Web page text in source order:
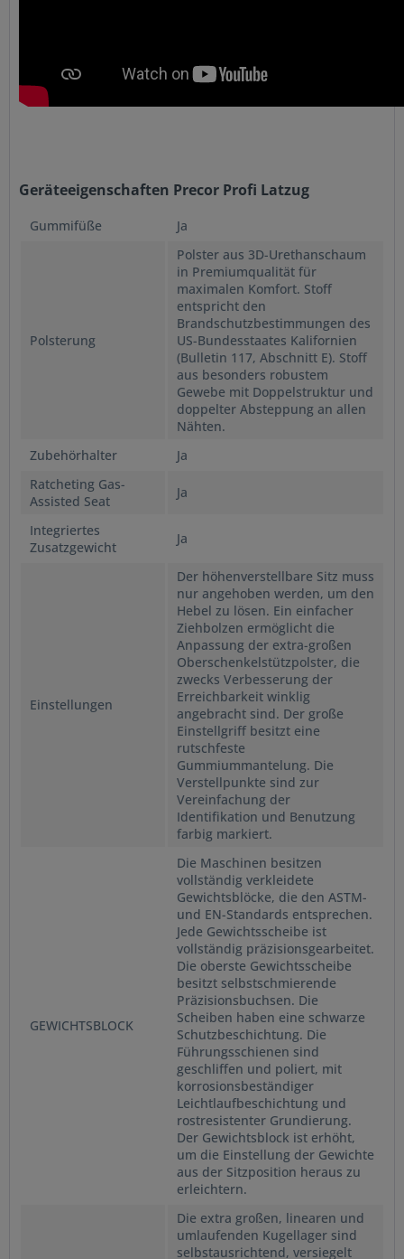
Geräteeigenschaften Precor Profi Latzug
Gummifüße Ja
Polsterung
Polster aus 3D-Urethanschaum
in Premiumqualität für
maximalen Komfort. Stoff
entspricht den
Brandschutzbestimmungen des
US-Bundesstaates Kalifornien
(Bulletin 117, Abschnitt E). Stoff
aus besonders robustem
Gewebe mit Doppelstruktur und
doppelter Absteppung an allen
Nähten.
Zubehörhalter
Ja
Ratcheting Gas-
Assisted Seat
Ja
Integriertes
Zusatzgewicht
Ja
Einstellungen
Der höhenverstellbare Sitz muss
nur angehoben werden, um den
Hebel zu lösen. Ein einfacher
Ziehbolzen ermöglicht die
Anpassung der extra-großen
Oberschenkelstützpolster, die
zwecks Verbesserung der
Erreichbarkeit winklig
angebracht sind. Der große
Einstellgriff besitzt eine
rutschfeste
Gummiummantelung. Die
Verstellpunkte sind zur
Vereinfachung der
Identifikation und Benutzung
farbig markiert.
GEWICHTSBLOCK
Die Maschinen besitzen
vollständig verkleidete
Gewichtsblöcke, die den ASTM-
und EN-Standards entsprechen.
Jede Gewichtsscheibe ist
vollständig präzisionsgearbeitet.
Die oberste Gewichtsscheibe
besitzt selbstschmierende
Präzisionsbuchsen. Die
Scheiben haben eine schwarze
Schutzbeschichtung. Die
Führungsschienen sind
geschliffen und poliert, mit
korrosionsbeständiger
Leichtlaufbeschichtung und
rostresistenter Grundierung.
Der Gewichtsblock ist erhöht,
um die Einstellung der Gewichte
aus der Sitzposition heraus zu
erleichtern.
Die extra großen, linearen und
umlaufenden Kugellager sind
selbstausrichtend, versiegelt